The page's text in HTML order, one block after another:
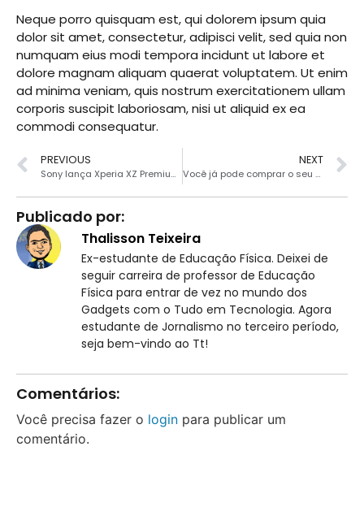
Neque porro quisquam est, qui dolorem ipsum quia
dolor sit amet, consectetur, adipisci velit, sed quia non
numquam eius modi tempora incidunt ut labore et
dolore magnam aliquam quaerat voluptatem. Ut enim
ad minima veniam, quis nostrum exercitationem ullam
corporis suscipit laboriosam, nisi ut aliquid ex ea
commodi consequatur.
PREVIOUS
Sony lança Xperia XZ Premium no Brasil
NEXT
Você já pode comprar o seu OnePlus 5: o detonador de Galaxy e iPhone
Publicado por:
Thalisson Teixeira
Ex-estudante de Educação Física. Deixei de
seguir carreira de professor de Educação
Física para entrar de vez no mundo dos
Gadgets com o Tudo em Tecnologia. Agora
estudante de Jornalismo no terceiro período,
seja bem-vindo ao Tt!
Comentários:
Você precisa fazer o login para publicar um
comentário.